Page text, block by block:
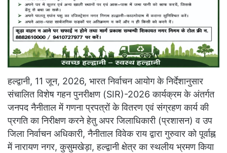
हल्द्वानी, 11 जून, 2026, भारत निर्वाचन आयोग के निर्देशानुसार
संचालित विशेष गहन पुनरीक्षण (SIR)-2026 कार्यक्रम के अंतर्गत
जनपद नैनीताल में गणना प्रपत्रों के वितरण एवं संग्रहण कार्य की
प्रगति का निरीक्षण करने हेतु अपर जिलाधिकारी (प्रशासन) व उप
जिला निर्वाचन अधिकारी, नैनीताल विवेक राय द्वारा गुरुवार को पूर्वाह्न
में नारायण नगर, कुसुमखेड़ा, हल्द्वानी क्षेत्र का स्थलीय भ्रमण किया